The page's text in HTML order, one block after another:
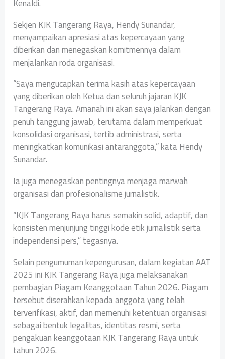
Sekjen KJK Tangerang Raya, Hendy Sunandar,
menyampaikan apresiasi atas kepercayaan yang
diberikan dan menegaskan komitmennya dalam
menjalankan roda organisasi.
“Saya mengucapkan terima kasih atas kepercayaan
yang diberikan oleh Ketua dan seluruh jajaran KJK
Tangerang Raya. Amanah ini akan saya jalankan dengan
penuh tanggung jawab, terutama dalam memperkuat
konsolidasi organisasi, tertib administrasi, serta
meningkatkan komunikasi antaranggota,” kata Hendy
Sunandar.
Ia juga menegaskan pentingnya menjaga marwah
organisasi dan profesionalisme jurnalistik.
“KJK Tangerang Raya harus semakin solid, adaptif, dan
konsisten menjunjung tinggi kode etik jurnalistik serta
independensi pers,” tegasnya.
Selain pengumuman kepengurusan, dalam kegiatan AAT
2025 ini KJK Tangerang Raya juga melaksanakan
pembagian Piagam Keanggotaan Tahun 2026. Piagam
tersebut diserahkan kepada anggota yang telah
terverifikasi, aktif, dan memenuhi ketentuan organisasi
sebagai bentuk legalitas, identitas resmi, serta
pengakuan keanggotaan KJK Tangerang Raya untuk
tahun 2026.